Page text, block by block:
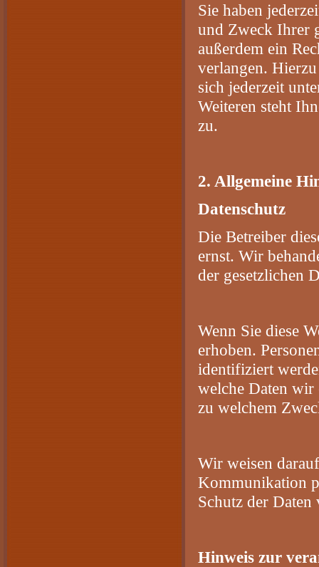
Sie haben
und Zweck Ihrer
außerdem ein
verlangen.
sich jederzeit
Weiteren steht
zu.
2. Allgemeine
Datenschutz
Die Betreiber
ernst. Wir
der gesetzlichen
Wenn Sie diese
erhoben.
identifiziert
welche Daten
zu welchem
Wir weisen
Kommunikation
Schutz der
Hinweis zur